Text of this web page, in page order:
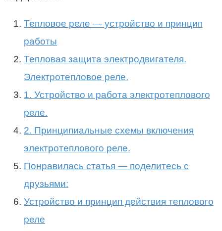
Тепловое реле — устройство и принцип
работы
Тепловая защита электродвигателя.
Электротепловое реле.
1. Устройство и работа электротеплового
реле.
2. Принципиальные схемы включения
электротеплового реле.
Понравилась статья — поделитесь с
друзьями:
Устройство и принцип действия теплового
реле